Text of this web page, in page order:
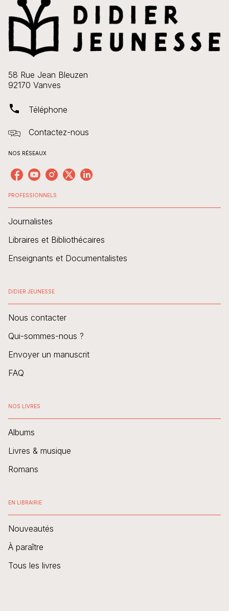
58 Rue Jean Bleuzen
92170 Vanves
phone Téléphone
Contactez-nous
NOS RÉSEAUX
PROFESSIONNELS
Journalistes
Libraires et Bibliothécaires
Enseignants et Documentalistes
DIDIER JEUNESSE
Nous contacter
Qui-sommes-nous ?
Envoyer un manuscrit
FAQ
NOS LIVRES
Albums
Livres & musique
Romans
EN LIBRAIRIE
Nouveautés
À paraître
Tous les livres